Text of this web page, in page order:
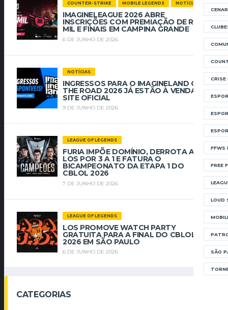
CRISE
FFWS
FREE
LOUD
SÃO
COUNTER-STRIKE MOBILE LEGENDS NOTÍCIAS
IMAGINELEAGUE 2026 ABRE
INSCRIÇÕES COM PREMIAÇÃO DE R$ 112
MIL E FINAIS EM CAMPINA GRANDE
6 DE JUNHO DE 2026
NOTÍCIAS
INGRESSOS PARA O IMAGINELAND ON
THE ROAD 2026 JÁ ESTÃO À VENDA NO
SITE OFICIAL
9 DE JUNHO DE 2026
LEAGUE OF LEGENDS
FURIA IMPÕE DOMÍNIO, DERROTA A
LOS POR 3 A 1 E FATURA O
BICAMPEONATO DA ETAPA 1 DO
CBLOL 2026
7 DE JUNHO DE 2026
LEAGUE OF LEGENDS
LOS PROMOVE WATCH PARTY
GRATUITA PARA A FINAL DO CBLOL
2026 EM SÃO PAULO
6 DE JUNHO DE 2026
CATEGORIAS